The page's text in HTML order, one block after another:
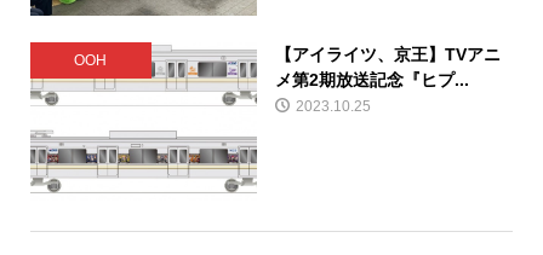
OOH
【アイライツ、京王】TVアニ
メ第2期放送記念『ヒプ...
2023.10.25